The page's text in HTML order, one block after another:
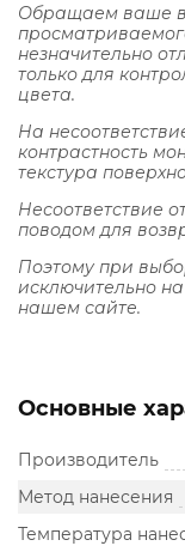
Обращаем ваше
незначительно
только для
цвета.
На
контрастность
текстура
Несоответствие
поводом для
Поэтому при
исключительно
нашем сайте.
Основные
Производитель
Метод нанесения
Температура